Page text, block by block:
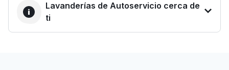
Lavanderías de Autoservicio cerca de
ti